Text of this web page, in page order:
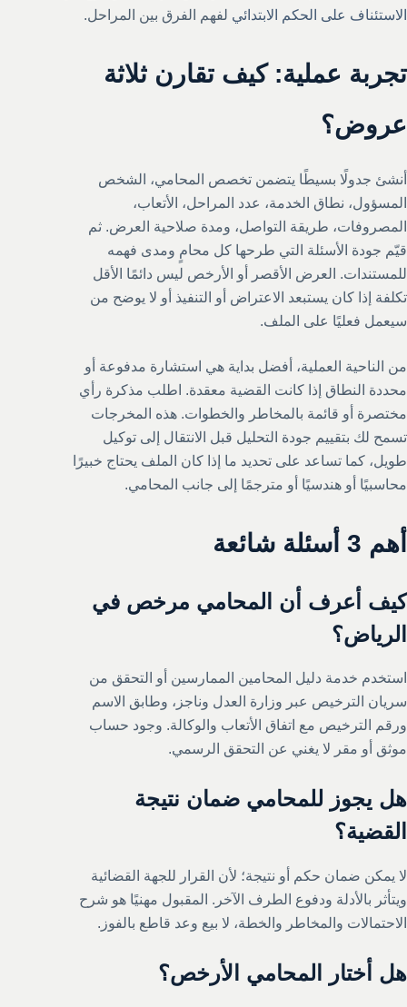
الاستئناف على الحكم الابتدائي لفهم الفرق بين المراحل.
تجربة عملية: كيف تقارن ثلاثة
عروض؟
أنشئ جدولًا بسيطًا يتضمن تخصص المحامي، الشخص
المسؤول، نطاق الخدمة، عدد المراحل، الأتعاب،
المصروفات، طريقة التواصل، ومدة صلاحية العرض. ثم
قيّم جودة الأسئلة التي طرحها كل محامٍ ومدى فهمه
للمستندات. العرض الأقصر أو الأرخص ليس دائمًا الأقل
تكلفة إذا كان يستبعد الاعتراض أو التنفيذ أو لا يوضح من
سيعمل فعليًا على الملف.
من الناحية العملية، أفضل بداية هي استشارة مدفوعة أو
محددة النطاق إذا كانت القضية معقدة. اطلب مذكرة رأي
مختصرة أو قائمة بالمخاطر والخطوات. هذه المخرجات
تسمح لك بتقييم جودة التحليل قبل الانتقال إلى توكيل
طويل، كما تساعد على تحديد ما إذا كان الملف يحتاج خبيرًا
محاسبيًا أو هندسيًا أو مترجمًا إلى جانب المحامي.
أهم 3 أسئلة شائعة
كيف أعرف أن المحامي مرخص في
الرياض؟
استخدم خدمة دليل المحامين الممارسين أو التحقق من
سريان الترخيص عبر وزارة العدل وناجز، وطابق الاسم
ورقم الترخيص مع اتفاق الأتعاب والوكالة. وجود حساب
موثق أو مقر لا يغني عن التحقق الرسمي.
هل يجوز للمحامي ضمان نتيجة
القضية؟
لا يمكن ضمان حكم أو نتيجة؛ لأن القرار للجهة القضائية
ويتأثر بالأدلة ودفوع الطرف الآخر. المقبول مهنيًا هو شرح
الاحتمالات والمخاطر والخطة، لا بيع وعد قاطع بالفوز.
هل أختار المحامي الأرخص؟